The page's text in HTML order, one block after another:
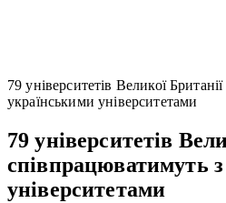
79 університетів Великої
українськими університетами
79 університетів
співпрацюватимуть
університетами